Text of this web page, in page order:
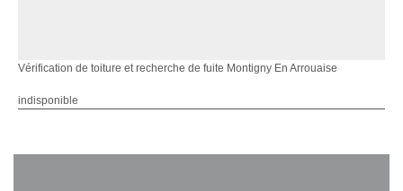
Vérification de toiture et recherche de fuite Montigny En Arrouaise
indisponible